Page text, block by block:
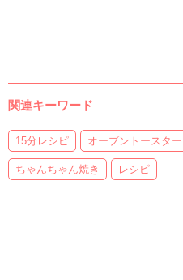
関連キーワード
15分レシピ オーブントースター
ちゃんちゃん焼き レシピ